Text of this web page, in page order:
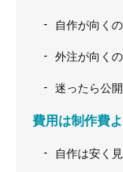
自作が向く
外注が向く
迷ったら公
費用は制作費
自作は安く